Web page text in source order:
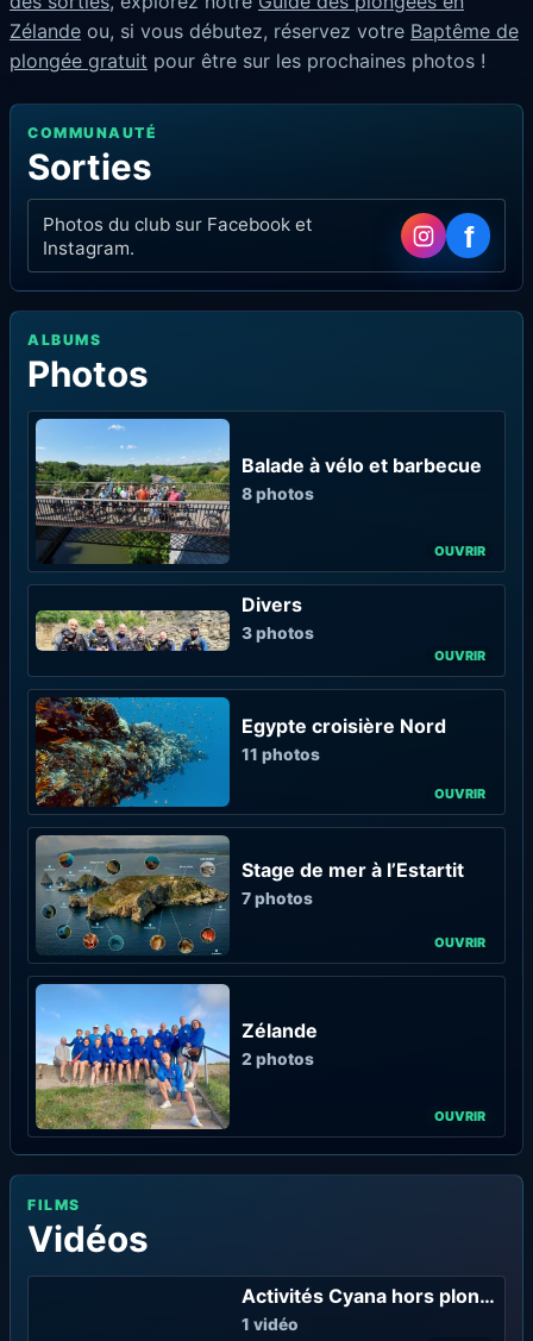
Zélande ou, si vous débutez, réservez votre Baptême de
plongée gratuit pour être sur les prochaines photos !
COMMUNAUTÉ
Sorties
Photos du club sur Facebook et
Instagram.
f
ALBUMS
Photos
Balade à vélo et barbecue
8 photos
Divers
3 photos
Egypte croisière Nord
11 photos
Stage de mer à l’Estartit
7 photos
Zélande
2 photos
FILMS
Vidéos
Activités Cyana hors plongée
1 vidéo